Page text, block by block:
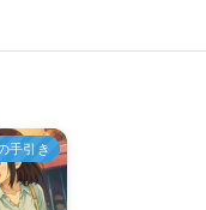
手引き